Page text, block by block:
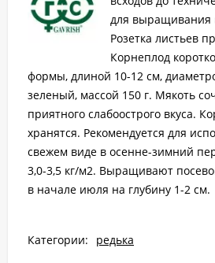
для выращивания
Розетка листьев
Корнеплод
формы, длиной 10-12 см,
зеленый, массой 150 г. Мякоть
приятного слабоострого вкуса.
хранятся. Рекомендуется для
свежем виде в осенне-зимний
3,0-3,5 кг/м2. Выращивают
в начале июля на глубину 1-2 см.
Категории: редька